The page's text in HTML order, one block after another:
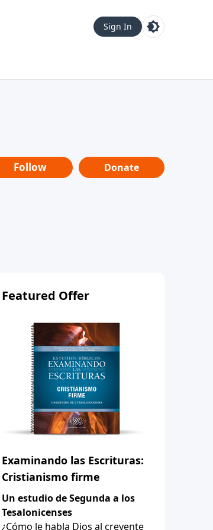
Sign In
Follow Donate
Featured Offer
Examinando las Escrituras:
Cristianismo firme
Un estudio de Segunda a los
Tesalonicenses
¿Cómo le habla Dios al creyente